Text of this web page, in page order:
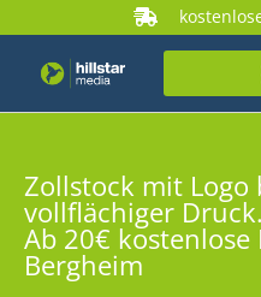
Zollstock mit Logo
vollflächiger Druck.
Ab 20€
Bergheim